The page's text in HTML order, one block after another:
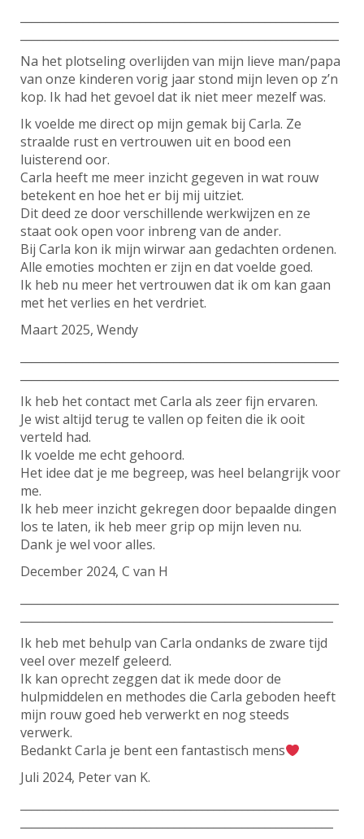
Na het plotseling overlijden van mijn lieve man/papa
van onze kinderen vorig jaar stond mijn leven op z’n
kop. Ik had het gevoel dat ik niet meer mezelf was.
Ik voelde me direct op mijn gemak bij Carla. Ze
straalde rust en vertrouwen uit en bood een
luisterend oor.
Carla heeft me meer inzicht gegeven in wat rouw
betekent en hoe het er bij mij uitziet.
Dit deed ze door verschillende werkwijzen en ze
staat ook open voor inbreng van de ander.
Bij Carla kon ik mijn wirwar aan gedachten ordenen.
Alle emoties mochten er zijn en dat voelde goed.
Ik heb nu meer het vertrouwen dat ik om kan gaan
met het verlies en het verdriet.
Maart 2025, Wendy
Ik heb het contact met Carla als zeer fijn ervaren.
Je wist altijd terug te vallen op feiten die ik ooit
verteld had.
Ik voelde me echt gehoord.
Het idee dat je me begreep, was heel belangrijk voor
me.
Ik heb meer inzicht gekregen door bepaalde dingen
los te laten, ik heb meer grip op mijn leven nu.
Dank je wel voor alles.
December 2024, C van H
Ik heb met behulp van Carla ondanks de zware tijd
veel over mezelf geleerd.
Ik kan oprecht zeggen dat ik mede door de
hulpmiddelen en methodes die Carla geboden heeft
mijn rouw goed heb verwerkt en nog steeds
verwerk.
Bedankt Carla je bent een fantastisch mens
Juli 2024, Peter van K.